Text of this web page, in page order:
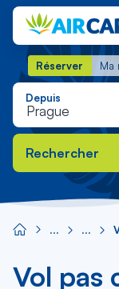
Réserver
Réserver Ma
Depuis
Rechercher
Vol pas